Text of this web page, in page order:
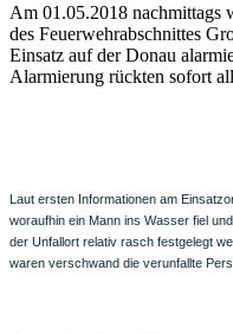
Am 01.05.2018 nachmittags
des Feuerwehrabschnittes
Einsatz auf der Donau
Alarmierung rückten sofort
Laut ersten Informationen am
woraufhin ein Mann ins Wasser fiel
der Unfallort relativ rasch festgelegt
waren verschwand die verunfallte